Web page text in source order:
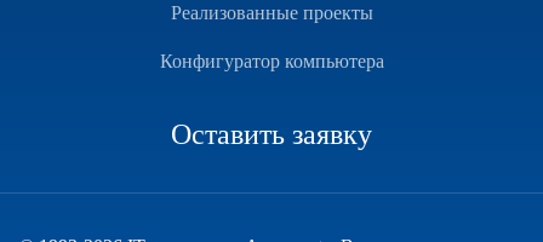
Реализованные проекты
Конфигуратор компьютера
Оставить заявку